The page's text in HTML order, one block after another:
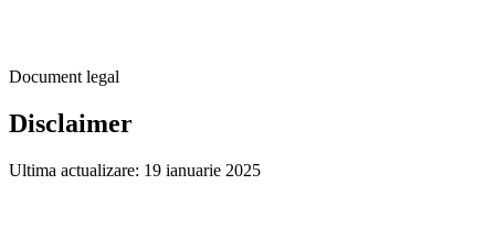
Document legal
Disclaimer
Ultima actualizare: 19 ianuarie 2025